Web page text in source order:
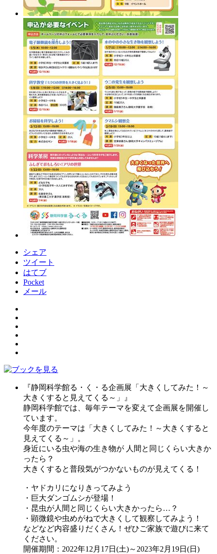
シェア
ツイート
はてブ
Pocket
メール
『静岡科学館る・く・る企画展「大きくしてみた！～
大きくすると見えてくる～」』
静岡科学館では、毎年テーマを変えて企画展を開催し
ています。
今年度のテーマは「大きくしてみた！～大きくすると
見えてくる～」。
身近にいる虫や海の生き物が 人間と同じくらい大きか
ったら？
大きくすると普段気がつかないものが見えてくる！
・ヤドカリになりきってみよう
・巨大ダンゴムシが登場！
・昆虫が人間と同じくらい大きかったら…？
・顕微鏡や虫めがねで大きくして観察してみよう！
などなど内容盛りだくさん！ぜひご家族で遊びに来て
ください。
開催期間：2022年12月17日(土)～2023年2月19日(日)